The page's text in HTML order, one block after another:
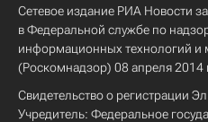
Сетевое издание РИА Новости
в Федеральной службе по
информационных технологий и
(Роскомнадзор) 08 апреля 2014
Свидетельство о регистрации
Учредитель: Федеральное